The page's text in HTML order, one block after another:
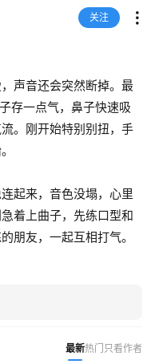
关注
声音还会突然断掉。最
存一点气，鼻子快速吸
。刚开始特别别扭，手
起来，音色没塌，心里
着上曲子，先练口型和
朋友，一起互相打气。
最新热门 只看作者